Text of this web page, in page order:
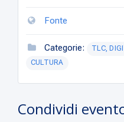
Fonte
Categorie: TLC,
CULTURA
Condividi